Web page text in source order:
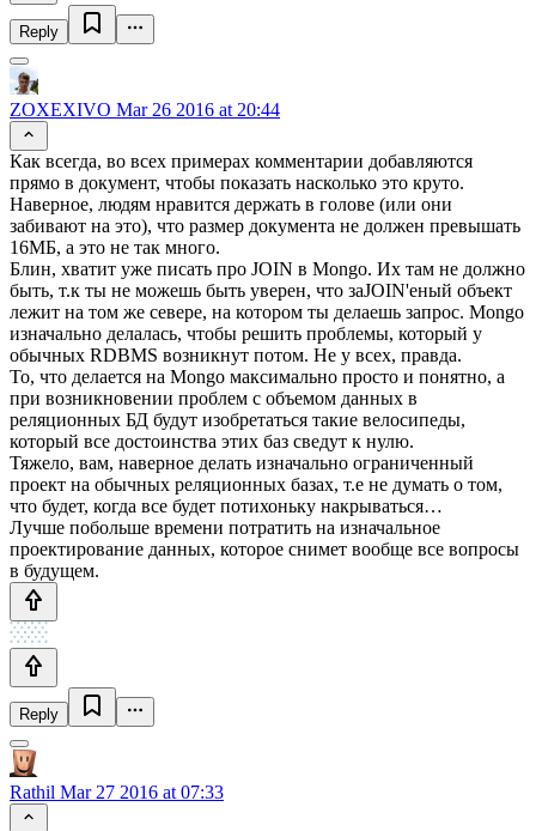
Reply
ZOXEXIVO Mar 26 2016 at 20:44
Как всегда, во всех примерах комментарии добавляются
прямо в документ, чтобы показать насколько это круто.
Наверное, людям нравится держать в голове (или они
забивают на это), что размер документа не должен превышать
16МБ, а это не так много.
Блин, хватит уже писать про JOIN в Mongo. Их там не должно
быть, т.к ты не можешь быть уверен, что заJOIN'еный объект
лежит на том же севере, на котором ты делаешь запрос. Mongo
изначально делалась, чтобы решить проблемы, который у
обычных RDBMS возникнут потом. Не у всех, правда.
То, что делается на Mongo максимально просто и понятно, а
при возникновении проблем с объемом данных в
реляционных БД будут изобретаться такие велосипеды,
который все достоинства этих баз сведут к нулю.
Тяжело, вам, наверное делать изначально ограниченный
проект на обычных реляционных базах, т.е не думать о том,
что будет, когда все будет потихоньку накрываться…
Лучше побольше времени потратить на изначальное
проектирование данных, которое снимет вообще все вопросы
в будущем.
Reply
Rathil Mar 27 2016 at 07:33